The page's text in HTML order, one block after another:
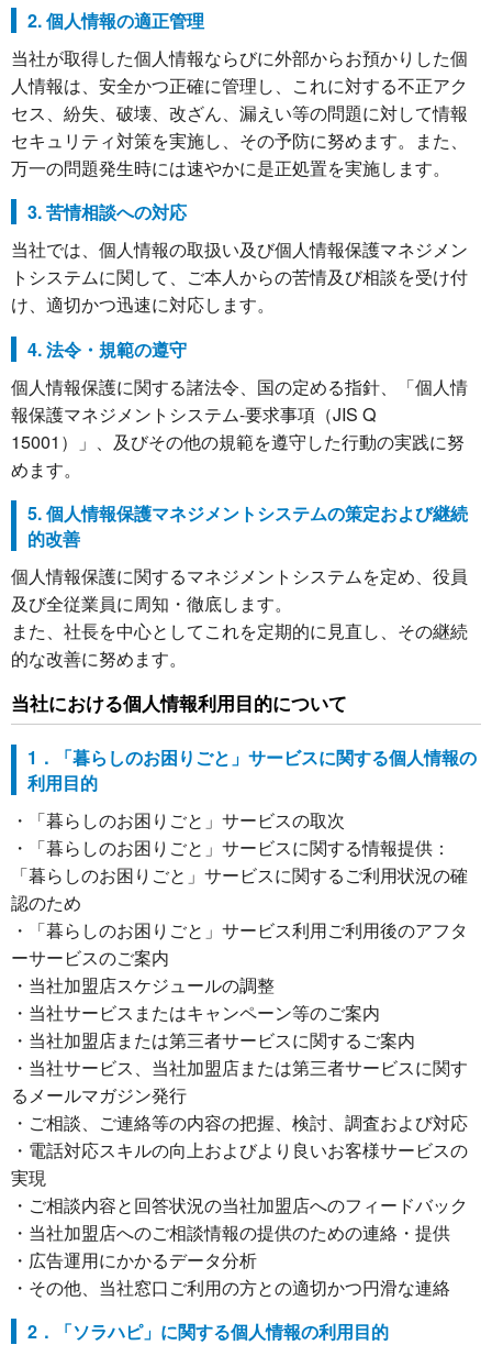
2. 個人情報の適正管理
当社が取得した個人情報ならびに外部からお預かりした個
人情報は、安全かつ正確に管理し、これに対する不正アク
セス、紛失、破壊、改ざん、漏えい等の問題に対して情報
セキュリティ対策を実施し、その予防に努めます。また、
万一の問題発生時には速やかに是正処置を実施します。
3. 苦情相談への対応
当社では、個人情報の取扱い及び個人情報保護マネジメン
トシステムに関して、ご本人からの苦情及び相談を受け付
け、適切かつ迅速に対応します。
4. 法令・規範の遵守
個人情報保護に関する諸法令、国の定める指針、「個人情
報保護マネジメントシステム-要求事項（JIS Q
15001）」、及びその他の規範を遵守した行動の実践に努
めます。
5. 個人情報保護マネジメントシステムの策定および継続
的改善
個人情報保護に関するマネジメントシステムを定め、役員
及び全従業員に周知・徹底します。
また、社長を中心としてこれを定期的に見直し、その継続
的な改善に努めます。
当社における個人情報利用目的について
1．「暮らしのお困りごと」サービスに関する個人情報の
利用目的
・「暮らしのお困りごと」サービスの取次
・「暮らしのお困りごと」サービスに関する情報提供：
「暮らしのお困りごと」サービスに関するご利用状況の確
認のため
・「暮らしのお困りごと」サービス利用ご利用後のアフタ
ーサービスのご案内
・当社加盟店スケジュールの調整
・当社サービスまたはキャンペーン等のご案内
・当社加盟店または第三者サービスに関するご案内
・当社サービス、当社加盟店または第三者サービスに関す
るメールマガジン発行
・ご相談、ご連絡等の内容の把握、検討、調査および対応
・電話対応スキルの向上およびより良いお客様サービスの
実現
・ご相談内容と回答状況の当社加盟店へのフィードバック
・当社加盟店へのご相談情報の提供のための連絡・提供
・広告運用にかかるデータ分析
・その他、当社窓口ご利用の方との適切かつ円滑な連絡
2．「ソラハピ」に関する個人情報の利用目的